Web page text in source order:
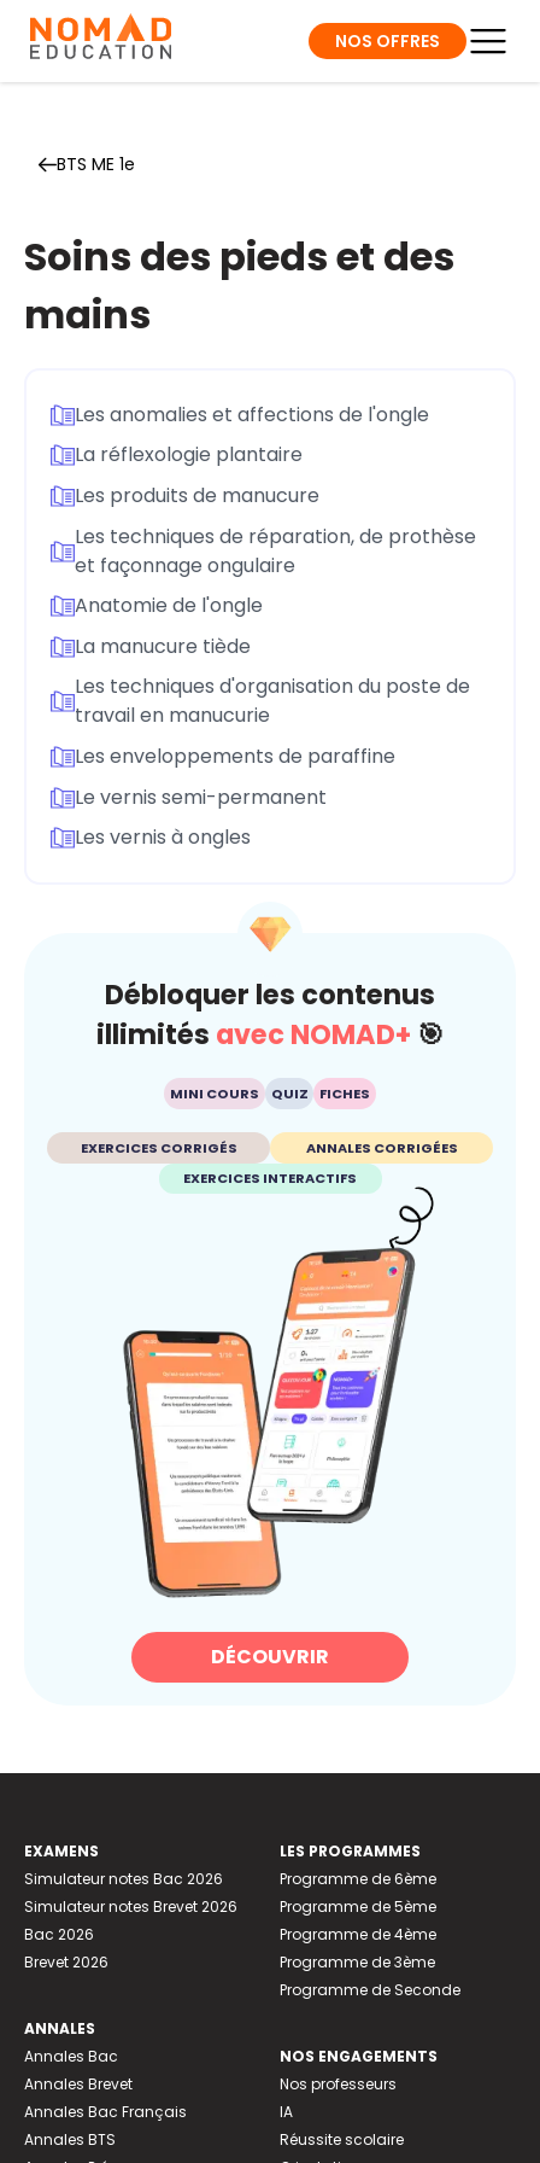
NOS OFFRES
BTS ME 1e
Soins des pieds et des
mains
Les anomalies et affections de l'ongle
La réflexologie plantaire
Les produits de manucure
Les techniques de réparation, de prothèse
et façonnage ongulaire
Anatomie de l'ongle
La manucure tiède
Les techniques d'organisation du poste de
travail en manucurie
Les enveloppements de paraffine
Le vernis semi-permanent
Les vernis à ongles
Débloquer les contenus
illimités avec NOMAD+ 🎯
MINI COURS QUIZ FICHES
EXERCICES CORRIGÉS
ANNALES CORRIGÉES
EXERCICES INTERACTIFS
DÉCOUVRIR
EXAMENS
Simulateur notes Bac 2026
Simulateur notes Brevet 2026
Bac 2026
Brevet 2026
ANNALES
Annales Bac
Annales Brevet
Annales Bac Français
Annales BTS
LES PROGRAMMES
Programme de 6ème
Programme de 5ème
Programme de 4ème
Programme de 3ème
Programme de Seconde
NOS ENGAGEMENTS
Nos professeurs
IA
Réussite scolaire